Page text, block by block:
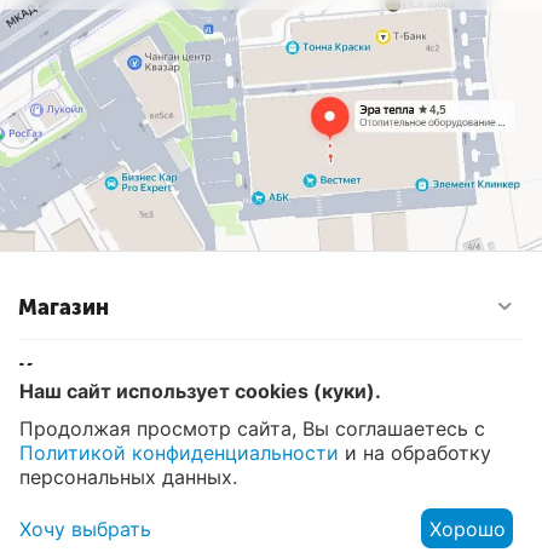
Магазин
Контакты
© 2008 - 2026 Эра Тепла. Интернет магазин отопительных
систем и водоснабжения в Москве
Наш сайт использует cookies (куки).
Продолжая просмотр сайта, Вы соглашаетесь с
Политикой конфиденциальности и на обработку
персональных данных.
Хочу выбрать Хорошо